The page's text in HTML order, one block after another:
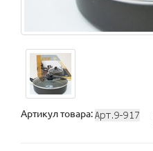
Артикул товара: